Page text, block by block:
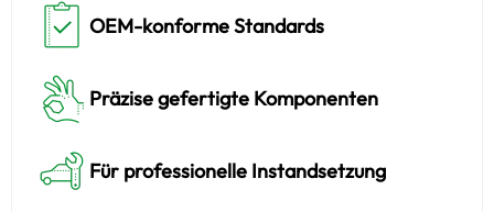
OEM-konforme Standards
Präzise gefertigte Komponenten
Für professionelle Instandsetzung